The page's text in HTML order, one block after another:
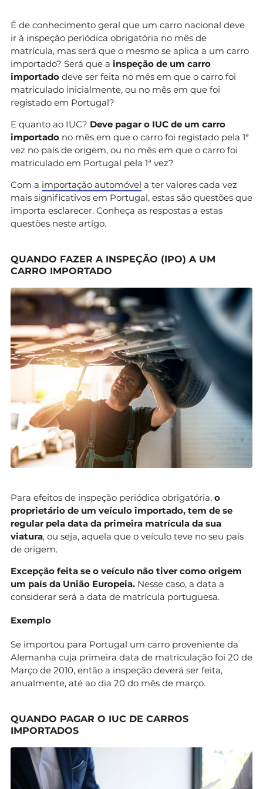
É de conhecimento geral que um carro nacional deve
ir à inspeção periódica obrigatória no mês de
matrícula, mas será que o mesmo se aplica a um carro
importado? Será que a inspeção de um carro
importado deve ser feita no mês em que o carro foi
matriculado inicialmente, ou no mês em que foi
registado em Portugal?
E quanto ao IUC? Deve pagar o IUC de um carro
importado no mês em que o carro foi registado pela 1ª
vez no país de origem, ou no mês em que o carro foi
matriculado em Portugal pela 1ª vez?
Com a importação automóvel a ter valores cada vez
mais significativos em Portugal, estas são questões que
importa esclarecer. Conheça as respostas a estas
questões neste artigo.
QUANDO FAZER A INSPEÇÃO (IPO) A UM
CARRO IMPORTADO
Para efeitos de inspeção periódica obrigatória, o
proprietário de um veículo importado, tem de se
regular pela data da primeira matrícula da sua
viatura, ou seja, aquela que o veículo teve no seu país
de origem.
Excepção feita se o veículo não tiver como origem
um país da União Europeia. Nesse caso, a data a
considerar será a data de matrícula portuguesa.
Exemplo
Se importou para Portugal um carro proveniente da
Alemanha cuja primeira data de matriculação foi 20 de
Março de 2010, então a inspeção deverá ser feita,
anualmente, até ao dia 20 do mês de março.
QUANDO PAGAR O IUC DE CARROS
IMPORTADOS